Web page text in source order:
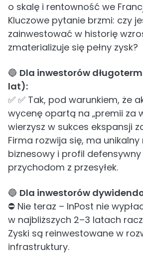
o skalę i rentowność we
Kluczowe pytanie brzmi: czy
zainwestować w historię
zmaterializuje się pełny zysk?
🔵 Dla inwestorów
lat):
✅ ✅ Tak, pod warunkiem, że
wycenę opartą na „premii za
wierzysz w sukces ekspansji
Firma rozwija się, ma
biznesowy i profil defensywny
przychodom z przesyłek.
🔵 Dla inwestorów
⛔ Nie teraz – InPost nie
w najbliższych 2–3 latach
Zyski są reinwestowane w
infrastruktury.